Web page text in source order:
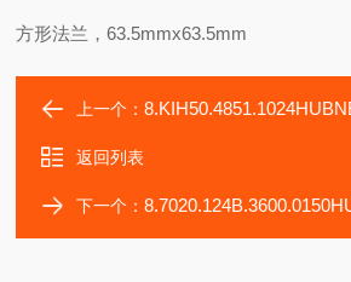
方形法兰，63.5mmx63.5mm
上一个：8.KIH50.4851.1024HUBNER柏
返回列表
下一个：8.7020.124B.3600.0150HUBNER柏